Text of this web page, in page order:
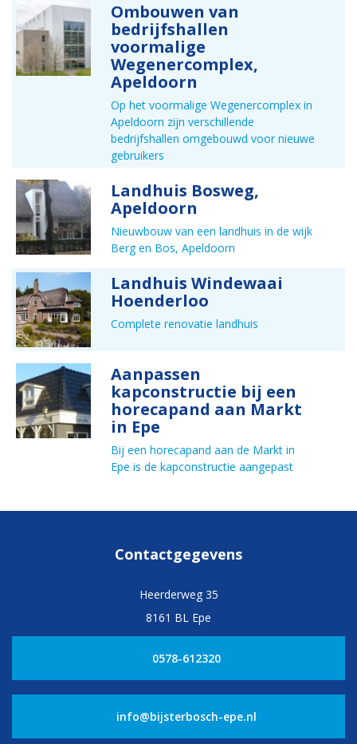
Ombouwen van
bedrijfshallen
voormalige
Wegenercomplex,
Apeldoorn
Op het voormalige Wegenercomplex in
Apeldoorn zijn verschillende
bedrijfshallen omgebouwd voor nieuwe
gebruikers
Landhuis Bosweg,
Apeldoorn
Nieuwbouw van een landhuis in de wijk
Berg en Bos, Apeldoorn
Landhuis Windewaai
Hoenderloo
Complete renovatie landhuis
Aanpassen
kapconstructie bij een
horecapand aan Markt
in Epe
Bij een horecapand aan de Markt in
Epe is de kapconstructie aangepast
Contactgegevens
Heerderweg 35
8161 BL Epe
0578-612320
info@bijsterbosch-epe.nl